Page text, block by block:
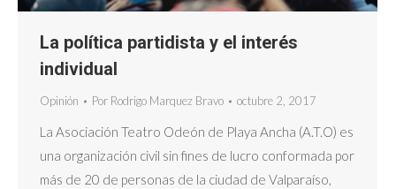
La política partidista y el interés
individual
Opinión Por Rodrigo Marquez Bravo octubre 2, 2017
La Asociación Teatro Odeón de Playa Ancha (A.T.O) es
una organización civil sin fines de lucro conformada por
más de 20 de personas de la ciudad de Valparaíso,